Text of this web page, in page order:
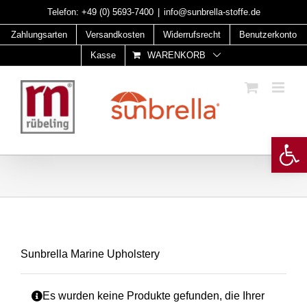
to
content
Telefon: +49 (0) 5693-7400 info@sunbrella-stoffe.de
Zahlungsarten Versandkosten Widerrufsrecht
Benutzerkonto
Kasse
WARENKORB
Sunbrella Marine Upholstery
Es wurden keine Produkte gefunden, die Ihrer